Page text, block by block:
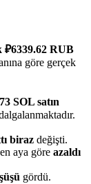
₽6339.62 RUB
göre gerçek
SOL satın
biraz değişti.
aya göre azaldı
gördü.